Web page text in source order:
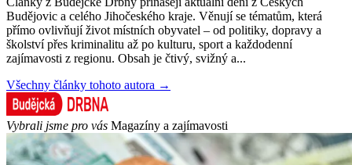
Budějovic a celého Jihočeského kraje. Věnují se tématům, která
přímo ovlivňují život místních obyvatel – od politiky, dopravy a
školství přes kriminalitu až po kulturu, sport a každodenní
zajímavosti z regionu. Obsah je čtivý, svižný a...
Všechny články tohoto autora →
Vybrali jsme pro vás Magazíny a zajímavosti